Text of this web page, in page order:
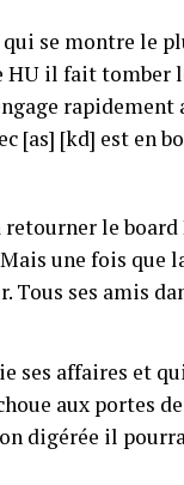
se montre le
il fait tomber
rapidement
[as] [kd] est en
le
une fois
Tous ses amis
ses affaires et
aux portes
digérée il